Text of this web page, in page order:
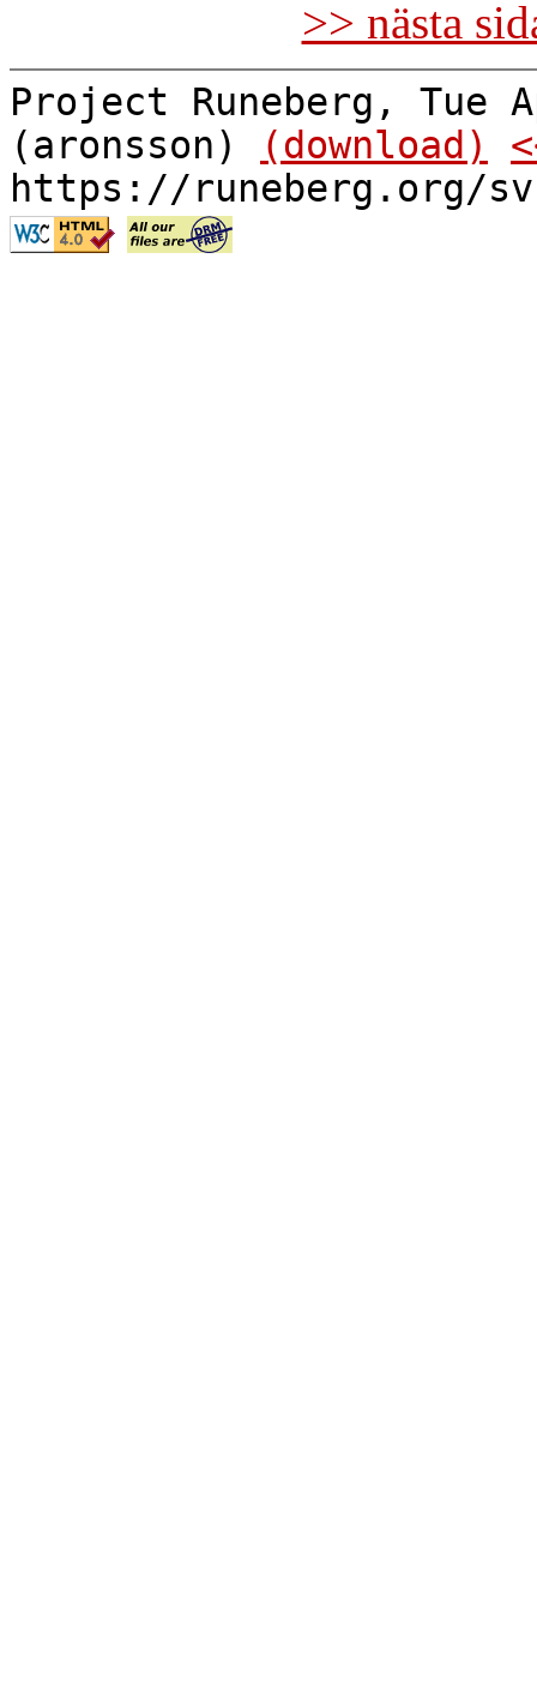
>> nästa
Project Runeberg, Tue
(aronsson)
(download)
https://runeberg.org/